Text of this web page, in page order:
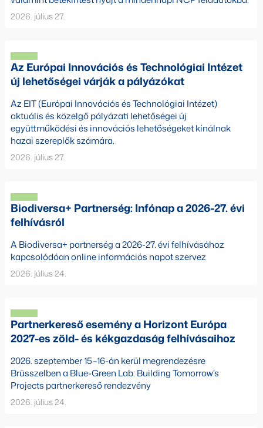
2026. július 27.
Az Európai Innovációs és Technológiai Intézet
új lehetőségei várják a pályázókat
Az EIT (Európai Innovációs és Technológiai Intézet)
aktuális és közelgő pályázati lehetőségei új
együttműködési és innovációs lehetőségeket kínálnak
hazai szereplők számára.
2026. július 27.
Biodiversa+ Partnerség: Infónap a 2026-27. évi
felhívásról
A Biodiversa+ partnerség a 2026-27. évi felhívásához
kapcsolódóan online információs napot szervez
2026. július 24.
Partnerkereső esemény a Horizont Európa
2027-es zöld- és kékgazdaság felhívásaihoz
2026. szeptember 15–16-án kerül megrendezésre
Brüsszelben a Blue-Green Lab: Building Tomorrow’s
Projects partnerkereső rendezvény
2026. július 24.